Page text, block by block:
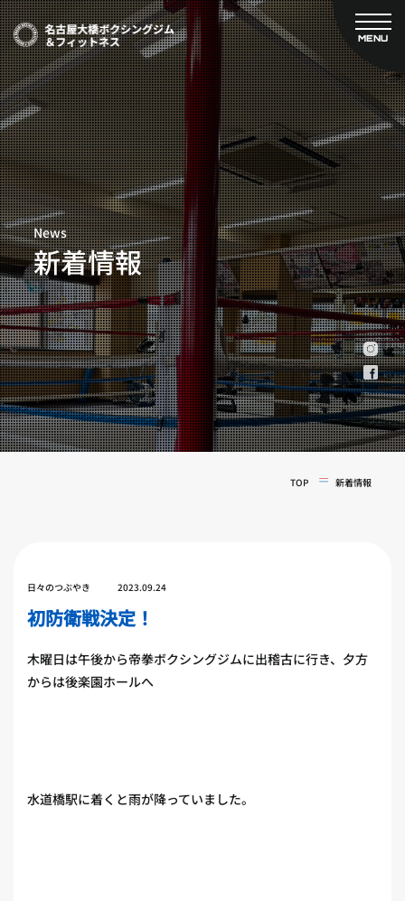
MENU
CLOSE
TOP
新着情報
ご予約
プライベートコース予約
レンタルスタジオ予約
名古屋大橋ボクシングジムについて
大橋弘政プロフィール
スタッフ紹介
料金案内
設備紹介
アクセス
営業時間
トレーナー募集
スポンサー募集
大会チケット購入
キャンペーン
実戦コース
料金システム
フィットネスコース
News
新着情報
TOP 新着情報
日々のつぶやき 2023.09.24
初防衛戦決定！
木曜日は午後から帝拳ボクシングジムに出稽古に行き、夕方
からは後楽園ホールへ
水道橋駅に着くと雨が降っていました。